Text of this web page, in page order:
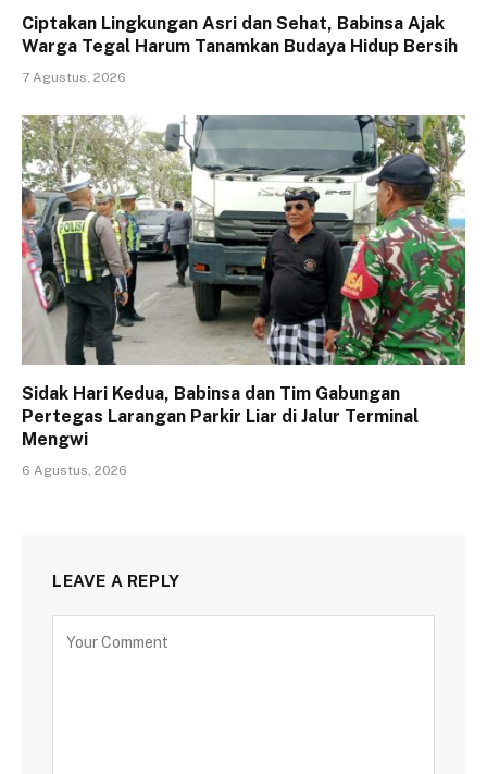
Ciptakan Lingkungan Asri dan Sehat, Babinsa Ajak
Warga Tegal Harum Tanamkan Budaya Hidup Bersih
7 Agustus, 2026
Sidak Hari Kedua, Babinsa dan Tim Gabungan
Pertegas Larangan Parkir Liar di Jalur Terminal
Mengwi
6 Agustus, 2026
LEAVE A REPLY